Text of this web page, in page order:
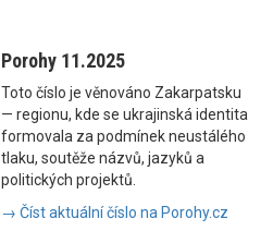
Porohy 11.2025
Toto číslo je věnováno Zakarpatsku
— regionu, kde se ukrajinská identita
formovala za podmínek neustálého
tlaku, soutěže názvů, jazyků a
politických projektů.
→ Číst aktuální číslo na Porohy.cz